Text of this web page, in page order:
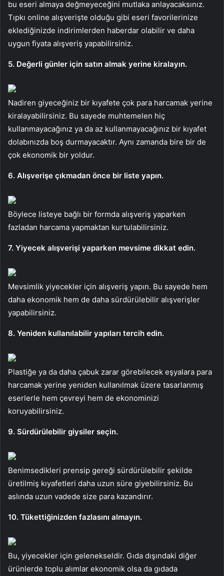
bu eseri almaya değmeyeceğini mutlaka anlayacaksınız.
Tıpkı online alışverişte olduğu gibi eseri favorilerinize
eklediğinizde indirimlerden haberdar olabilir ve daha
uygun fiyata alışveriş yapabilirsiniz.
5. Değerli günler için satın almak yerine kiralayın.
Nadiren giyeceğiniz bir kıyafete çok para harcamak yerine
kiralayabilirsiniz. Bu sayede muhtemelen hiç
kullanmayacağınız ya da az kullanmayacağınız bir kıyafet
dolabınızda boş durmayacaktır. Aynı zamanda bire bir de
çok ekonomik bir yoldur.
6. Alışverişe çıkmadan önce bir liste yapın.
Böylece listeye bağlı bir formda alışveriş yaparken
fazladan harcama yapmaktan kurtulabilirsiniz.
7. Yiyecek alışverişi yaparken mevsime dikkat edin.
Mevsimlik yiyecekler için alışveriş yapın. Bu sayede hem
daha ekonomik hem de daha sürdürülebilir alışverişler
yapabilirsiniz.
8. Yeniden kullanılabilir yapıları tercih edin.
Plastiğe ya da daha çabuk zarar görebilecek eşyalara para
harcamak yerine yeniden kullanılmak üzere tasarlanmış
eserlerle hem çevreyi hem de ekonominizi
koruyabilirsiniz.
9. Sürdürülebilir giysiler seçin.
Benimsedikleri prensip gereği sürdürülebilir şekilde
üretilmiş kıyafetleri daha uzun süre giyebilirsiniz. Bu
aslında uzun vadede size para kazandırır.
10. Tükettiğinizden fazlasını almayın.
Bu, yiyecekler için gelenekseldir. Gıda dışındaki diğer
ürünlerde toplu alımlar ekonomik olsa da gıdada